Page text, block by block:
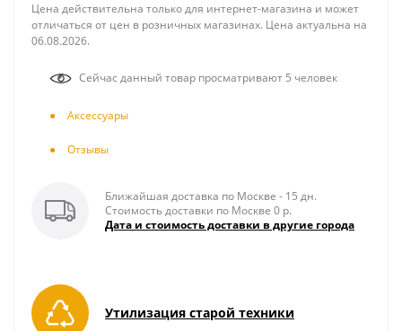
Цена действительна только для интернет-магазина и может
отличаться от цен в розничных магазинах. Цена актуальна на
06.08.2026.
Сейчас данный товар просматривают 5 человек
Аксесcуары
Отзывы
Ближайшая доставка по Москве - 15 дн.
Стоимость доставки по Москве 0 р.
Дата и стоимость доставки в другие города
Утилизация старой техники